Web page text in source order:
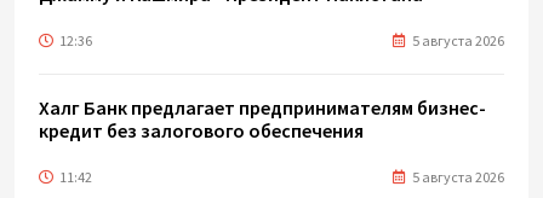
12:36 5 августа 2026
Халг Банк предлагает предпринимателям бизнес-
кредит без залогового обеспечения
11:42 5 августа 2026